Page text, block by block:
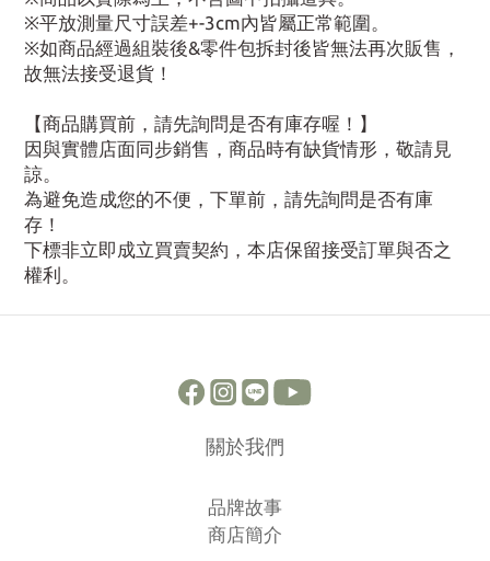
※平放測量尺寸誤差+-3cm內皆屬正常範圍。
※如商品經過組裝後&零件包拆封後皆無法再次販售，
故無法接受退貨！
【商品購買前，請先詢問是否有庫存喔！】
因與實體店面同步銷售，商品時有缺貨情形，敬請見
諒。
為避免造成您的不便，下單前，請先詢問是否有庫
存！
下標非立即成立買賣契約，本店保留接受訂單與否之
權利。
關於我們
品牌故事
商店簡介